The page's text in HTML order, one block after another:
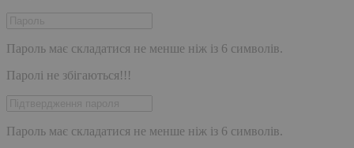
Пароль має складатися не менше ніж із 6 символів.
Паролі не збігаються!!!
Пароль має складатися не менше ніж із 6 символів.